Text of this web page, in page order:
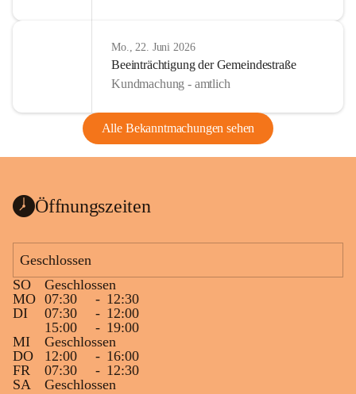
Mo., 22. Juni 2026
Beeinträchtigung der Gemeindestraße
Kundmachung - amtlich
Alle Bekanntmachungen sehen
Öffnungszeiten
Geschlossen
SO
Geschlossen
MO 07:30 - 12:30
DI
07:30 - 12:00
15:00
- 19:00
MI
Geschlossen
DO
12:00 - 16:00
FR
07:30 - 12:30
SA
Geschlossen